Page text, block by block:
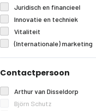
Juridisch en financieel
Innovatie en techniek
Vitaliteit
(Internationale) marketing
Contactpersoon
Arthur van Disseldorp
Björn Schutz